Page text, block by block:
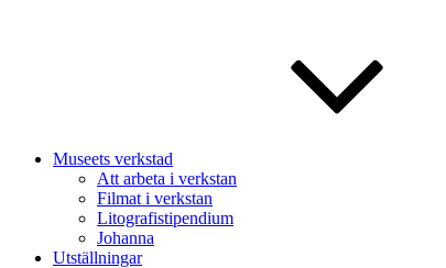
Museets verkstad
Att arbeta i verkstan
Filmat i verkstan
Litografistipendium
Johanna
Utställningar